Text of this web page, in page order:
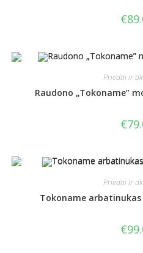
€
Priedai ir
Raudono „Tokoname”
€
Priedai ir
Tokoname arbatinukas
€